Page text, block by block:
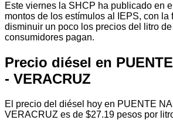
Este viernes la SHCP ha publicado en
montos de los estímulos al IEPS, con la
disminuir un poco los precios del litro
consumidores pagan.
Precio diésel en
- VERACRUZ
El precio del diésel hoy en PUENTE
VERACRUZ es de $27.19 pesos por